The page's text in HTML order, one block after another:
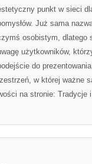
punkt w sieci
Już sama
osobistym, dlatego
użytkowników,
do
w której ważne
na stronie: